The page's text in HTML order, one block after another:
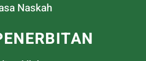
Naskah